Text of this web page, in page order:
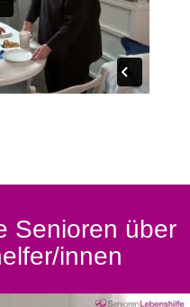
Senioren über
innen